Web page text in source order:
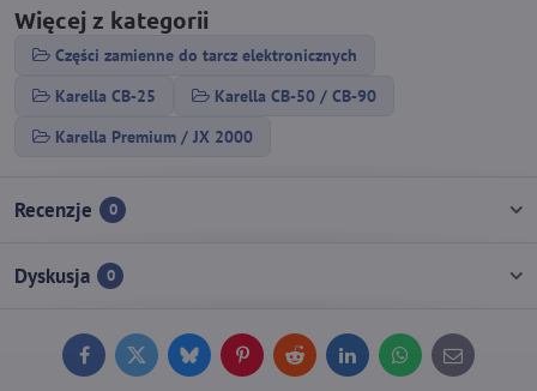
Więcej z kategorii
Części zamienne do tarcz elektronicznych
Karella CB-25
Karella CB-50 / CB-90
Karella Premium / JX 2000
Recenzje 0
Dyskusja 0
FacebookTwitterBlueskyPinterestReddit LinkedInWhatsApp
E-
mail